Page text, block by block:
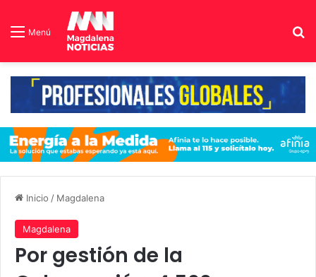
Menú
Inicio / Magdalena
Magdalena
Por gestión de la